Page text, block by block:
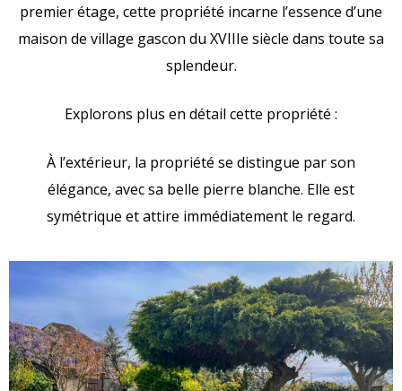
premier étage, cette propriété incarne l’essence d’une
maison de village gascon du XVIIIe siècle dans toute sa
splendeur.
Explorons plus en détail cette propriété :
À l’extérieur, la propriété se distingue par son
élégance, avec sa belle pierre blanche. Elle est
symétrique et attire immédiatement le regard.